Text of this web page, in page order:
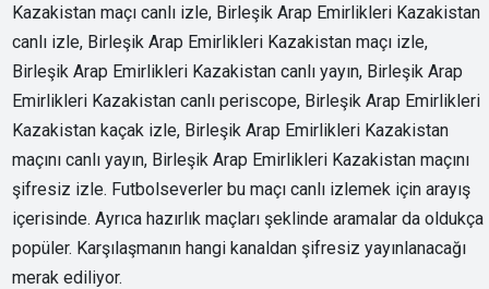
Kazakistan maçı canlı izle, Birleşik Arap Emirlikleri Kazakistan
canlı izle, Birleşik Arap Emirlikleri Kazakistan maçı izle,
Birleşik Arap Emirlikleri Kazakistan canlı yayın, Birleşik Arap
Emirlikleri Kazakistan canlı periscope, Birleşik Arap Emirlikleri
Kazakistan kaçak izle, Birleşik Arap Emirlikleri Kazakistan
maçını canlı yayın, Birleşik Arap Emirlikleri Kazakistan maçını
şifresiz izle. Futbolseverler bu maçı canlı izlemek için arayış
içerisinde. Ayrıca hazırlık maçları şeklinde aramalar da oldukça
popüler. Karşılaşmanın hangi kanaldan şifresiz yayınlanacağı
merak ediliyor.